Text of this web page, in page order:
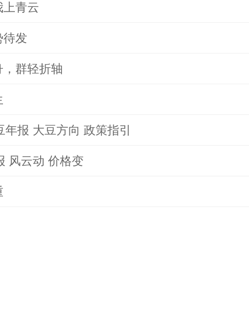
上青云
待发
群轻折轴
报 大豆方向 政策指引
风云动 价格变